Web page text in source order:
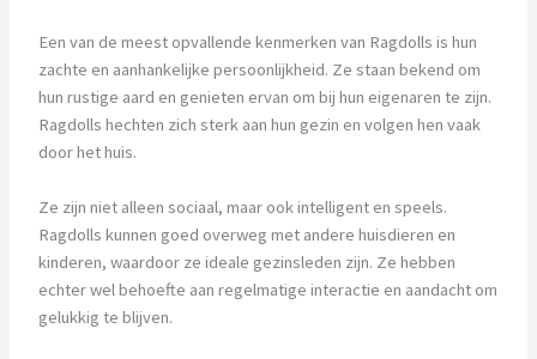
Een van de meest opvallende kenmerken van Ragdolls is hun
zachte en aanhankelijke persoonlijkheid. Ze staan bekend om
hun rustige aard en genieten ervan om bij hun eigenaren te zijn.
Ragdolls hechten zich sterk aan hun gezin en volgen hen vaak
door het huis.
Ze zijn niet alleen sociaal, maar ook intelligent en speels.
Ragdolls kunnen goed overweg met andere huisdieren en
kinderen, waardoor ze ideale gezinsleden zijn. Ze hebben
echter wel behoefte aan regelmatige interactie en aandacht om
gelukkig te blijven.